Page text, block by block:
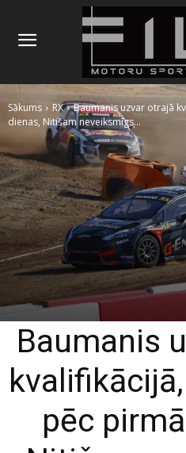
Sākums RX
Baumanis uzvar otrajā
dienas, Nitišam neveiksmīgs...
Baumanis
pēc